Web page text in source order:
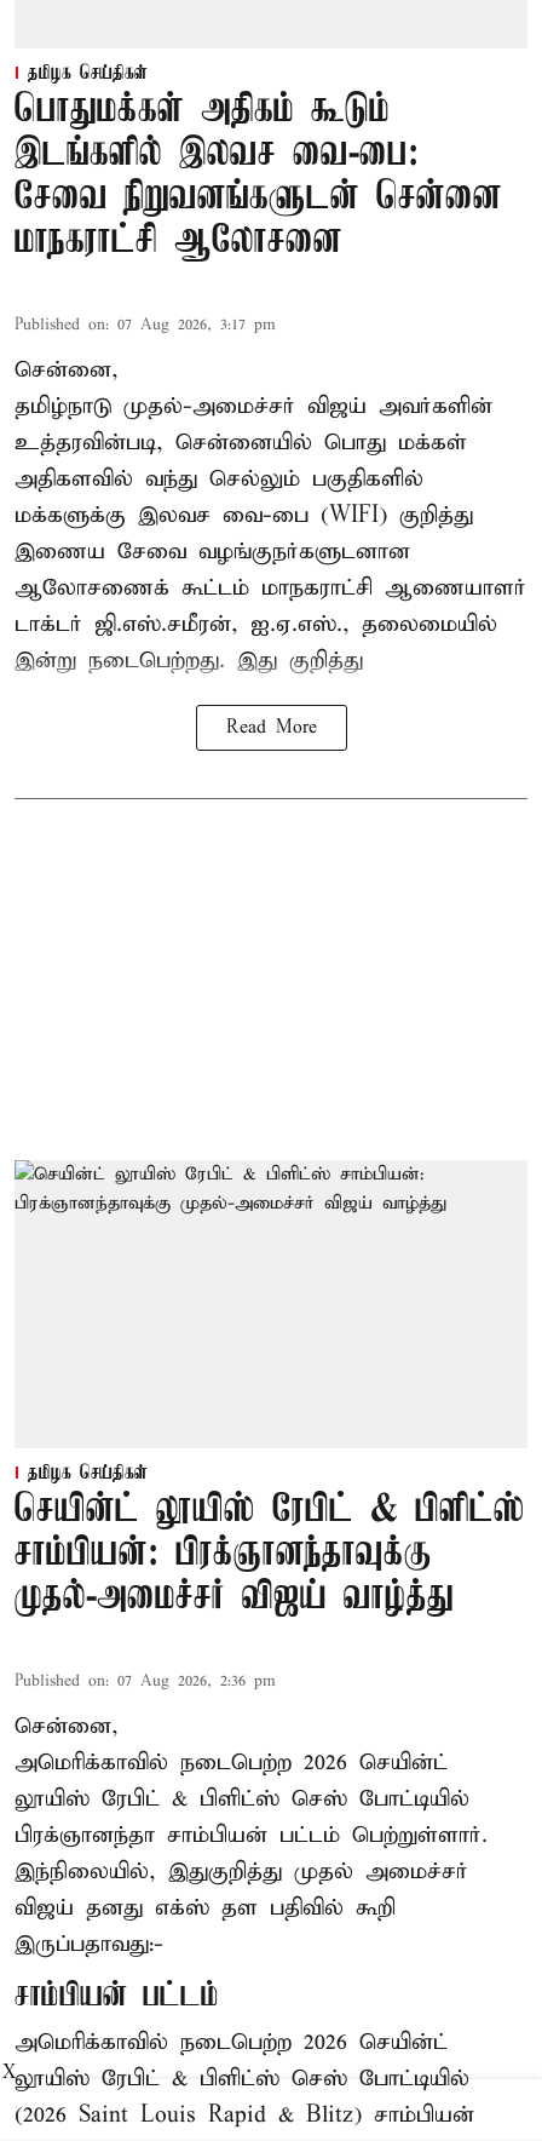
தமிழக செய்திகள்
பொதுமக்கள் அதிகம் கூடும்
இடங்களில் இலவச வை-பை:
சேவை நிறுவனங்களுடன் சென்னை
மாநகராட்சி ஆலோசனை
Published on: 07 Aug 2026, 3:17 pm
சென்னை,
தமிழ்நாடு முதல்-அமைச்சர் விஜய் அவர்களின்
உத்தரவின்படி, சென்னையில் பொது மக்கள்
அதிகளவில் வந்து செல்லும் பகுதிகளில்
மக்களுக்கு இலவச வை-பை (WIFI) குறித்து
இணைய சேவை வழங்குநர்களுடனான
ஆலோசணைக் கூட்டம் மாநகராட்சி ஆணையாளர்
டாக்டர் ஜி.எஸ்.சமீரன், ஐ.ஏ.எஸ்., தலைமையில்
இன்று நடைபெற்றது. இது குறித்து
Read More
தமிழக செய்திகள்
செயின்ட் லூயிஸ் ரேபிட் & பிளிட்ஸ்
சாம்பியன்: பிரக்ஞானந்தாவுக்கு
முதல்-அமைச்சர் விஜய் வாழ்த்து
Published on: 07 Aug 2026, 2:36 pm
சென்னை,
அமெரிக்காவில் நடைபெற்ற 2026 செயின்ட்
லூயிஸ் ரேபிட் & பிளிட்ஸ் செஸ் போட்டியில்
பிரக்ஞானந்தா சாம்பியன் பட்டம் பெற்றுள்ளார்.
இந்நிலையில், இதுகுறித்து முதல் அமைச்சர்
விஜய் தனது எக்ஸ் தள பதிவில் கூறி
இருப்பதாவது:-
சாம்பியன் பட்டம்
அமெரிக்காவில் நடைபெற்ற 2026 செயின்ட்
லூயிஸ் ரேபிட் & பிளிட்ஸ் செஸ் போட்டியில்
(2026 Saint Louis Rapid & Blitz) சாம்பியன்
X